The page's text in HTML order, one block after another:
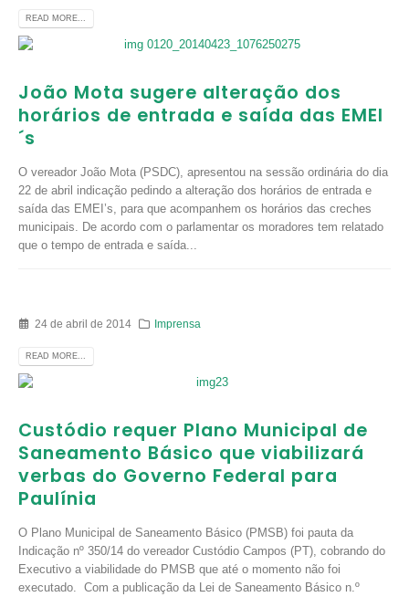
READ MORE...
João Mota sugere alteração dos
horários de entrada e saída das EMEI
´s
O vereador João Mota (PSDC), apresentou na sessão ordinária do dia
22 de abril indicação pedindo a alteração dos horários de entrada e
saída das EMEI’s, para que acompanhem os horários das creches
municipais. De acordo com o parlamentar os moradores tem relatado
que o tempo de entrada e saída...
24 de abril de 2014 Imprensa
READ MORE...
Custódio requer Plano Municipal de
Saneamento Básico que viabilizará
verbas do Governo Federal para
Paulínia
O Plano Municipal de Saneamento Básico (PMSB) foi pauta da
Indicação nº 350/14 do vereador Custódio Campos (PT), cobrando do
Executivo a viabilidade do PMSB que até o momento não foi
executado. Com a publicação da Lei de Saneamento Básico n.º